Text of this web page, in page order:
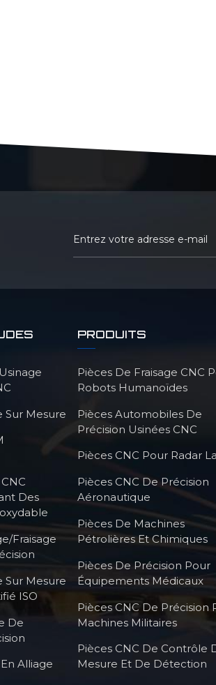
Sur Mesure
Des
fraisage
Sur Mesure
ISO
De
Alliage
PRODUITS
Pièces De Fraisage CNC
Robots Humanoïdes
Pièces Automobiles De
Précision Usinées CNC
Pièces CNC Pour Radar
Pièces CNC De Précision
Aéronautique
Pièces De Machines
Pétrolières Et Chimiques
Pièces De Précision Pour
Équipements Médicaux
Pièces CNC De Précision
Machines Militaires
Pièces CNC De Contrôle
Mesure Et De Détection